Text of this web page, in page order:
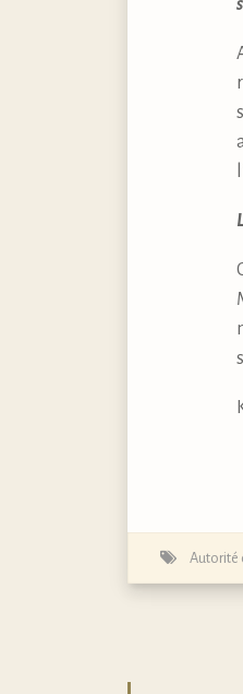
Autorité